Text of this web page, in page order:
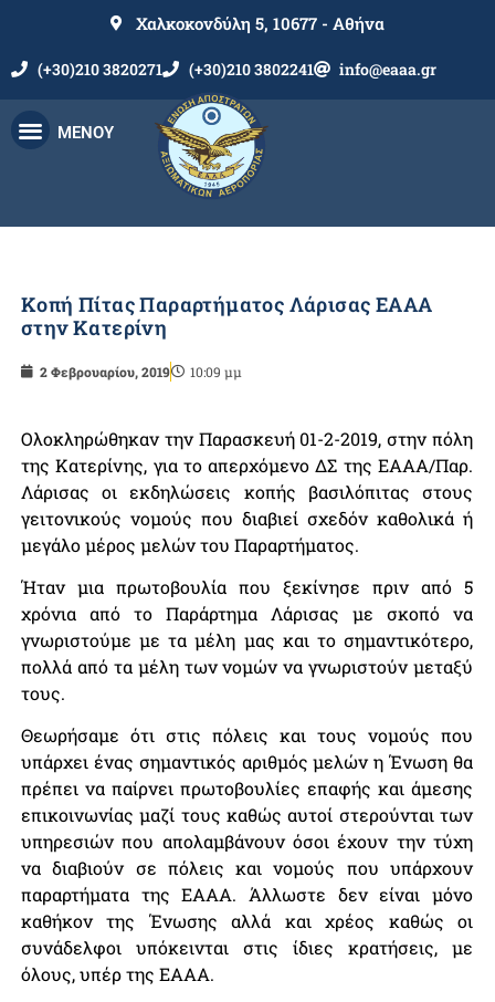
Χαλκοκονδύλη 5, 10677 - Αθήνα
(+30)210 3820271 (+30)210 3802241 info@eaaa.gr
ΜΕΝΟΥ
Κοπή Πίτας Παραρτήματος Λάρισας ΕΑΑΑ
στην Κατερίνη
2 Φεβρουαρίου, 2019 10:09 μμ
Ολοκληρώθηκαν την Παρασκευή 01-2-2019, στην πόλη
της Κατερίνης, για το απερχόμενο ΔΣ της ΕΑΑΑ/Παρ.
Λάρισας οι εκδηλώσεις κοπής βασιλόπιτας στους
γειτονικούς νομούς που διαβιεί σχεδόν καθολικά ή
μεγάλο μέρος μελών του Παραρτήματος.
Ήταν μια πρωτοβουλία που ξεκίνησε πριν από 5
χρόνια από το Παράρτημα Λάρισας με σκοπό να
γνωριστούμε με τα μέλη μας και το σημαντικότερο,
πολλά από τα μέλη των νομών να γνωριστούν μεταξύ
τους.
Θεωρήσαμε ότι στις πόλεις και τους νομούς που
υπάρχει ένας σημαντικός αριθμός μελών η Ένωση θα
πρέπει να παίρνει πρωτοβουλίες επαφής και άμεσης
επικοινωνίας μαζί τους καθώς αυτοί στερούνται των
υπηρεσιών που απολαμβάνουν όσοι έχουν την τύχη
να διαβιούν σε πόλεις και νομούς που υπάρχουν
παραρτήματα της ΕΑΑΑ. Άλλωστε δεν είναι μόνο
καθήκον της Ένωσης αλλά και χρέος καθώς οι
συνάδελφοι υπόκεινται στις ίδιες κρατήσεις, με
όλους, υπέρ της ΕΑΑΑ.